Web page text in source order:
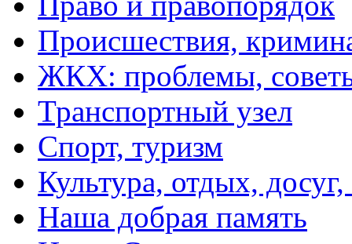
Происшествия,
ЖКХ: проблемы,
Транспортный узел
Спорт, туризм
Культура, отдых,
Наша добрая память